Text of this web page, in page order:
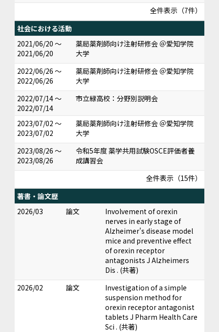
全件表示（7件）
社会における活動
2021/06/20 ～
2021/06/20
薬局薬剤師向け注射研修会 ＠愛知学院
大学
2022/06/26 ～
2022/06/26
薬局薬剤師向け注射研修会 ＠愛知学院
大学
2022/07/14 ～
2022/07/14
市立緑高校：分野別説明会
2023/07/02 ～
2023/07/02
薬局薬剤師向け注射研修会 ＠愛知学院
大学
2023/08/26 ～
2023/08/26
令和5年度 薬学共用試験OSCE評価者養
成講習会
全件表示（15件）
著書・論文歴
2026/03
論文
Involvement of orexin
nerves in early stage of
Alzheimer's disease model
mice and preventive effect
of orexin receptor
antagonists J Alzheimers
Dis . (共著)
2026/02
論文
Investigation of a simple
suspension method for
orexin receptor antagonist
tablets J Pharm Health Care
Sci . (共著)